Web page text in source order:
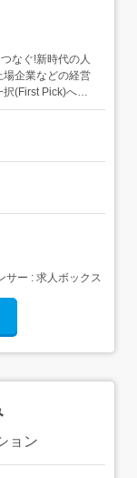
なぐ!新時代の人
企業などの経営
(First Pick)へと
高いポジション
的な業務内容 >・
サー : 求人ボックス
ョン